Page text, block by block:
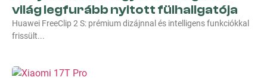
világ legfurább nyitott fülhallgatója
Huawei FreeClip 2 S: prémium dizájnnal és intelligens funkciókkal
frissült